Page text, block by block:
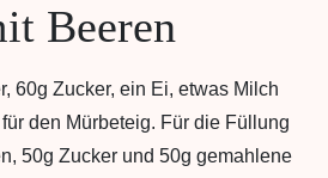
Beeren
60g Zucker, ein Ei, etwas Milch
den Mürbeteig. Für die Füllung
50g Zucker und 50g gemahlene